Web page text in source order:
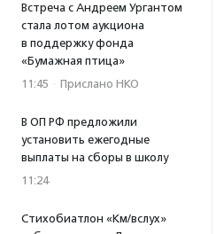
Встреча с Андреем Ургантом
стала лотом аукциона
в поддержку фонда
«Бумажная птица»
11:45 · Прислано НКО
В ОП РФ предложили
установить ежегодные
выплаты на сборы в школу
11:24
Стихобиатлон «Км/вслух»